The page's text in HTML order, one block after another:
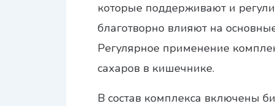
которые поддерживают и
благотворно влияют на
Регулярное применение
сахаров в кишечнике.
В состав комплекса включены